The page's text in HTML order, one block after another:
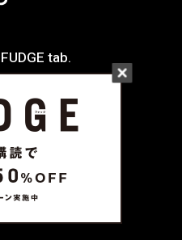
FUDGE tab.
WORLD SNAP
TOKYO
PARIS
LONDON